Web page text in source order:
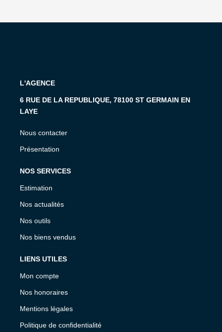
L'AGENCE
6 RUE DE LA REPUBLIQUE, 78100 ST GERMAIN EN
LAYE
Nous contacter
Présentation
NOS SERVICES
Estimation
Nos actualités
Nos outils
Nos biens vendus
LIENS UTILES
Mon compte
Nos honoraires
Mentions légales
Politique de confidentialité